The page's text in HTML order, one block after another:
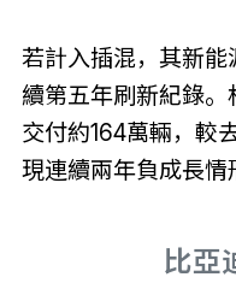
若計入插混，其新
續第五年刷新紀錄
交付約164萬輛，較
現連續兩年負成長情
比亞